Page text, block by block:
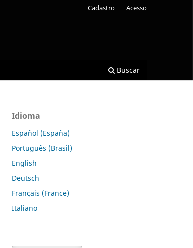
Buscar
Cadastro Acesso
Idioma
Español (España)
Português (Brasil)
English
Deutsch
Français (France)
Italiano